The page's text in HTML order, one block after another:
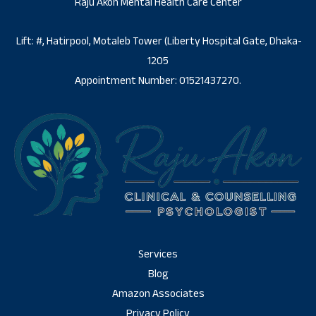
Lift: #, Hatirpool, Motaleb Tower (Liberty Hospital Gate, Dhaka-
1205
Appointment Number: 01521437270.
Services
Blog
Amazon Associates